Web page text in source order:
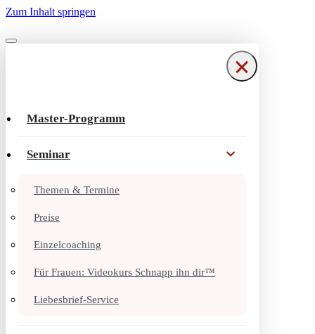
Zum Inhalt springen
Navigationsmenü
Navigationsmenü
Master-Programm
Seminar
Themen & Termine
Preise
Einzelcoaching
Für Frauen: Videokurs Schnapp ihn dir™
Liebesbrief-Service